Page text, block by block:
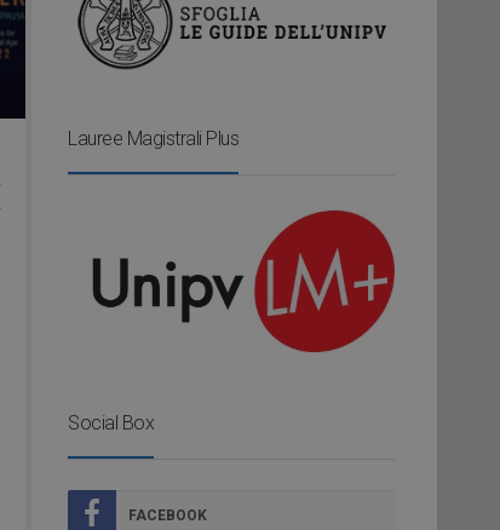
Lauree Magistrali Plus
Social Box
FACEBOOK